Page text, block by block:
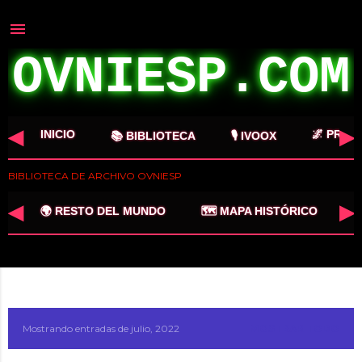
OVNIESP.COM
◀ INICIO 📚 BIBLIOTECA 🎙️ IVOOX 🌌 ▶
BIBLIOTECA DE ARCHIVO OVNIESP
◀ 🌍 RESTO DEL MUNDO 🗺️ MAPA HISTÓRICO ▶
Mostrando entradas de julio, 2022